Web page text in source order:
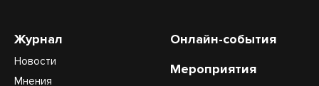
Журнал
Новости
Мнения
Онлайн-события
Мероприятия